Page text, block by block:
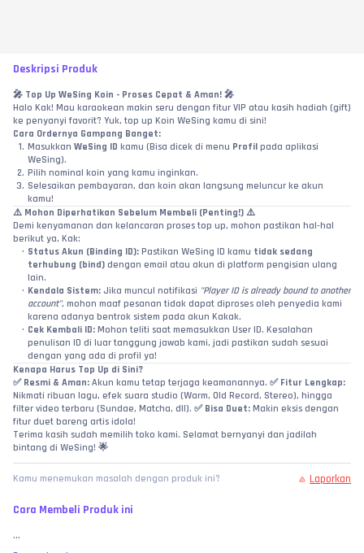
Deskripsi Produk
🎤 Top Up WeSing Koin - Proses Cepat & Aman! 🎤
Halo Kak! Mau karaokean makin seru dengan fitur VIP atau kasih hadiah (gift)
ke penyanyi favorit? Yuk, top up Koin WeSing kamu di sini!
Cara Ordernya Gampang Banget:
Masukkan WeSing ID kamu (Bisa dicek di menu Profil pada aplikasi
WeSing).
Pilih nominal koin yang kamu inginkan.
Selesaikan pembayaran, dan koin akan langsung meluncur ke akun
kamu!
⚠️ Mohon Diperhatikan Sebelum Membeli (Penting!) ⚠️
Demi kenyamanan dan kelancaran proses top up, mohon pastikan hal-hal
berikut ya, Kak:
Status Akun (Binding ID): Pastikan WeSing ID kamu tidak sedang
terhubung (bind) dengan email atau akun di platform pengisian ulang
lain.
Kendala Sistem: Jika muncul notifikasi "Player ID is already bound to another
account", mohon maaf pesanan tidak dapat diproses oleh penyedia kami
karena adanya bentrok sistem pada akun Kakak.
Cek Kembali ID: Mohon teliti saat memasukkan User ID. Kesalahan
penulisan ID di luar tanggung jawab kami, jadi pastikan sudah sesuai
dengan yang ada di profil ya!
Kenapa Harus Top Up di Sini?
✅ Resmi & Aman: Akun kamu tetap terjaga keamanannya. ✅ Fitur Lengkap:
Nikmati ribuan lagu, efek suara studio (Warm, Old Record, Stereo), hingga
filter video terbaru (Sundae, Matcha, dll). ✅ Bisa Duet: Makin eksis dengan
fitur duet bareng artis idola!
Terima kasih sudah memilih toko kami. Selamat bernyanyi dan jadilah
bintang di WeSing! 🌟
Kamu menemukan masalah dengan produk ini? Laporkan
Cara Membeli Produk ini
...